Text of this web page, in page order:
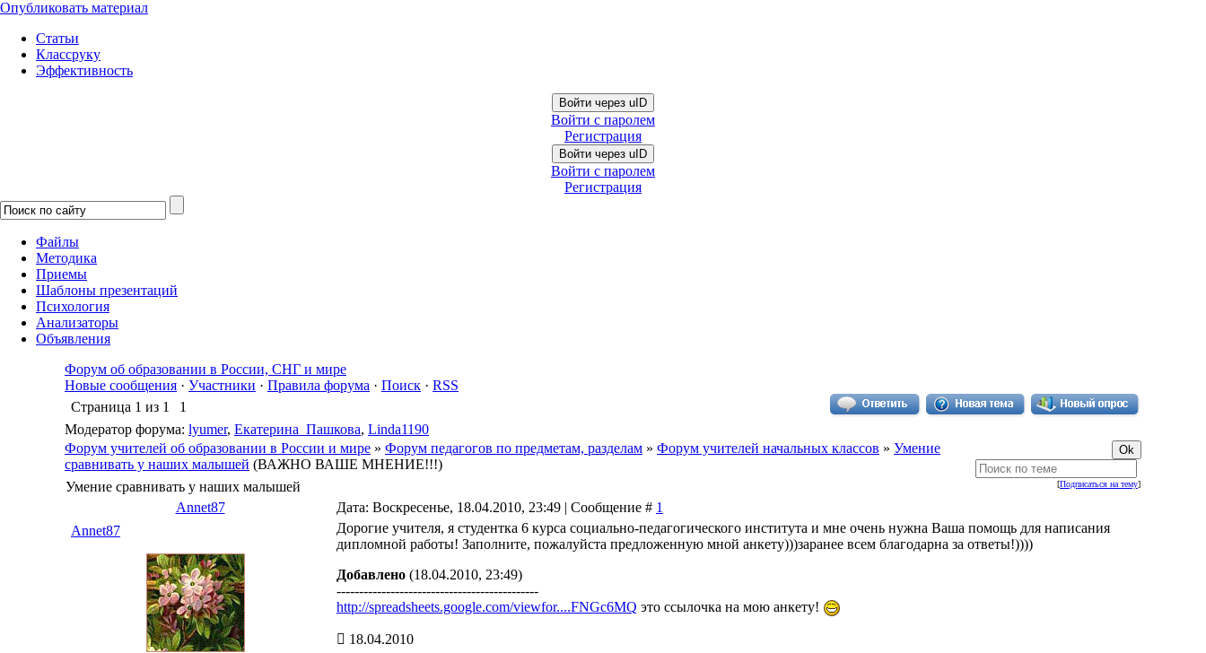
Опубликовать материал
Статьи
Классруку
Эффективность
Войти через uID
Войти с паролем
Регистрация
Войти через uID
Войти с паролем
Регистрация
Файлы
Методика
Приемы
Шаблоны презентаций
Психология
Анализаторы
Объявления
Форум об образовании в России, СНГ и мире
Новые сообщения · Участники · Правила форума · Поиск · RSS
Страница 1 из 1
1
Модератор форума: lyumer, Екатерина_Пашкова, Linda1190
Форум учителей об образовании в России и мире » Форум педагогов по предметам, разделам » Форум учителей начальных классов » Умение
сравнивать у наших малышей (ВАЖНО ВАШЕ МНЕНИЕ!!!)
[Подписаться на тему]
Умение сравнивать у наших малышей
Annet87
Дата: Воскресенье, 18.04.2010, 23:49 | Сообщение # 1
Annet87
Дорогие учителя, я студентка 6 курса социально-педагогического института и мне очень нужна Ваша помощь для написания
дипломной работы! Заполните, пожалуйста предложенную мной анкету)))заранее всем благодарна за ответы!))))
Добавлено (18.04.2010, 23:49)
---------------------------------------------
http://spreadsheets.google.com/viewfor....FNGc6MQ это ссылочка на мою анкету!
18.04.2010